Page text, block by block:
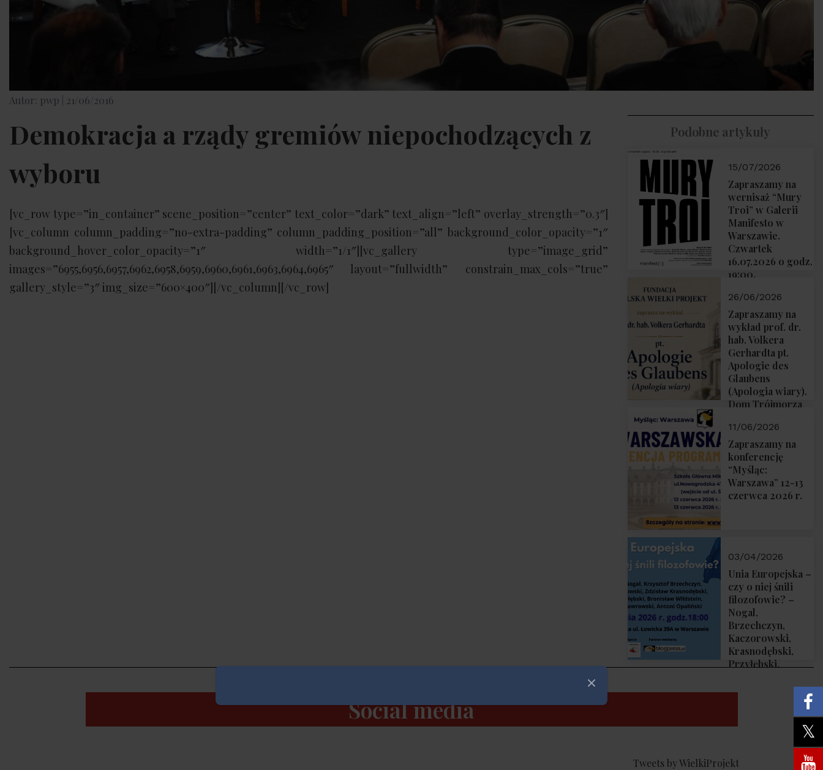
Autor: pwp | 21/06/2016
Demokracja a rządy gremiów niepochodzących z
wyboru
[vc_row type=”in_container” scene_position=”center” text_color=”dark” text_align=”left” overlay_strength=”0.3″]
[vc_column column_padding=”no-extra-padding” column_padding_position=”all” background_color_opacity=”1″
background_hover_color_opacity=”1″ width=”1/1″][vc_gallery type=”image_grid”
images=”6955,6956,6957,6962,6958,6959,6960,6961,6963,6964,6965″ layout=”fullwidth” constrain_max_cols=”true”
gallery_style=”3″ img_size=”600×400″][/vc_column][/vc_row]
Podobne artykuły
15/07/2026
Zapraszamy na
wernisaż “Mury
Troi” w Galerii
Manifesto w
Warszawie.
Czwartek
16.07.2026 o godz.
19:00.
26/06/2026
Zapraszamy na
wykład prof. dr.
hab. Volkera
Gerhardta pt.
Apologie des
Glaubens
(Apologia wiary).
Dom Trójmorza
godz. 18:00.
11/06/2026
Zapraszamy na
konferencję
“Myśląc:
Warszawa” 12-13
czerwca 2026 r.
03/04/2026
Unia Europejska –
czy o niej śnili
filozofowie? –
Nogal,
Brzechczyn,
Kaczorowski,
Krasnodębski,
Przyłębski,
Stawrowski,
kwietnia 2026 r.
godz. 18:00 w
Domu Trójmorza
Social media
Tweets by WielkiProjekt
Zamknij